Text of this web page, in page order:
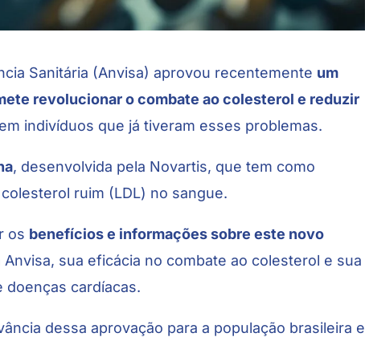
Sanitária (Anvisa) aprovou recentemente um
revolucionar o combate ao colesterol e reduzir
indivíduos que já tiveram esses problemas.
, desenvolvida pela Novartis, que tem como
ruim (LDL) no sangue.
os benefícios e informações sobre este novo
sua eficácia no combate ao colesterol e sua
doenças cardíacas.
dessa aprovação para a população brasileira e